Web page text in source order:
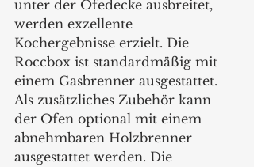
unter der Ofedecke ausbreitet,
werden exzellente
Kochergebnisse erzielt. Die
Roccbox ist standardmäßig mit
einem Gasbrenner ausgestattet.
Als zusätzliches Zubehör kann
der Ofen optional mit einem
abnehmbaren Holzbrenner
ausgestattet werden. Die